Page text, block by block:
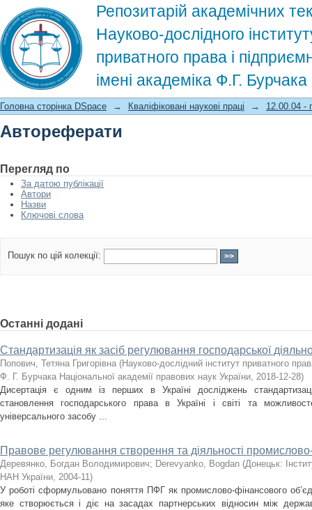
Репозитарій академічних
Науково-дослідного
приватного права і
імені академіка Ф.Г.
Автореферати
Головна сторінка DSpace → Кваліфіковані наукові праці → 12.00.04 -
Автореферати
Перегляд по
За датою публікації
Автори
Назви
Ключові слова
Пошук по цій колекції:
Останні додані
Стандартизація як засіб регулювання господарської
Попович, Тетяна Григорівна (Науково-дослідний інститут приватного
Ф. Г. Бурчака Національної академії правових наук України, 2018-12-28)
Дисертація є одним із перших в Україні досліджень
становлення господарського права в Україні і світі та
універсального засобу ...
Правове регулювання створення та діяльності
Деревянко, Богдан Володимирович; Derevyanko, Bogdan (Донецьк:
НАН України, 2004-11)
У роботі сформульовано поняття ПФГ як промислово-фінансового
яке створюється і діє на засадах партнерських відносин між